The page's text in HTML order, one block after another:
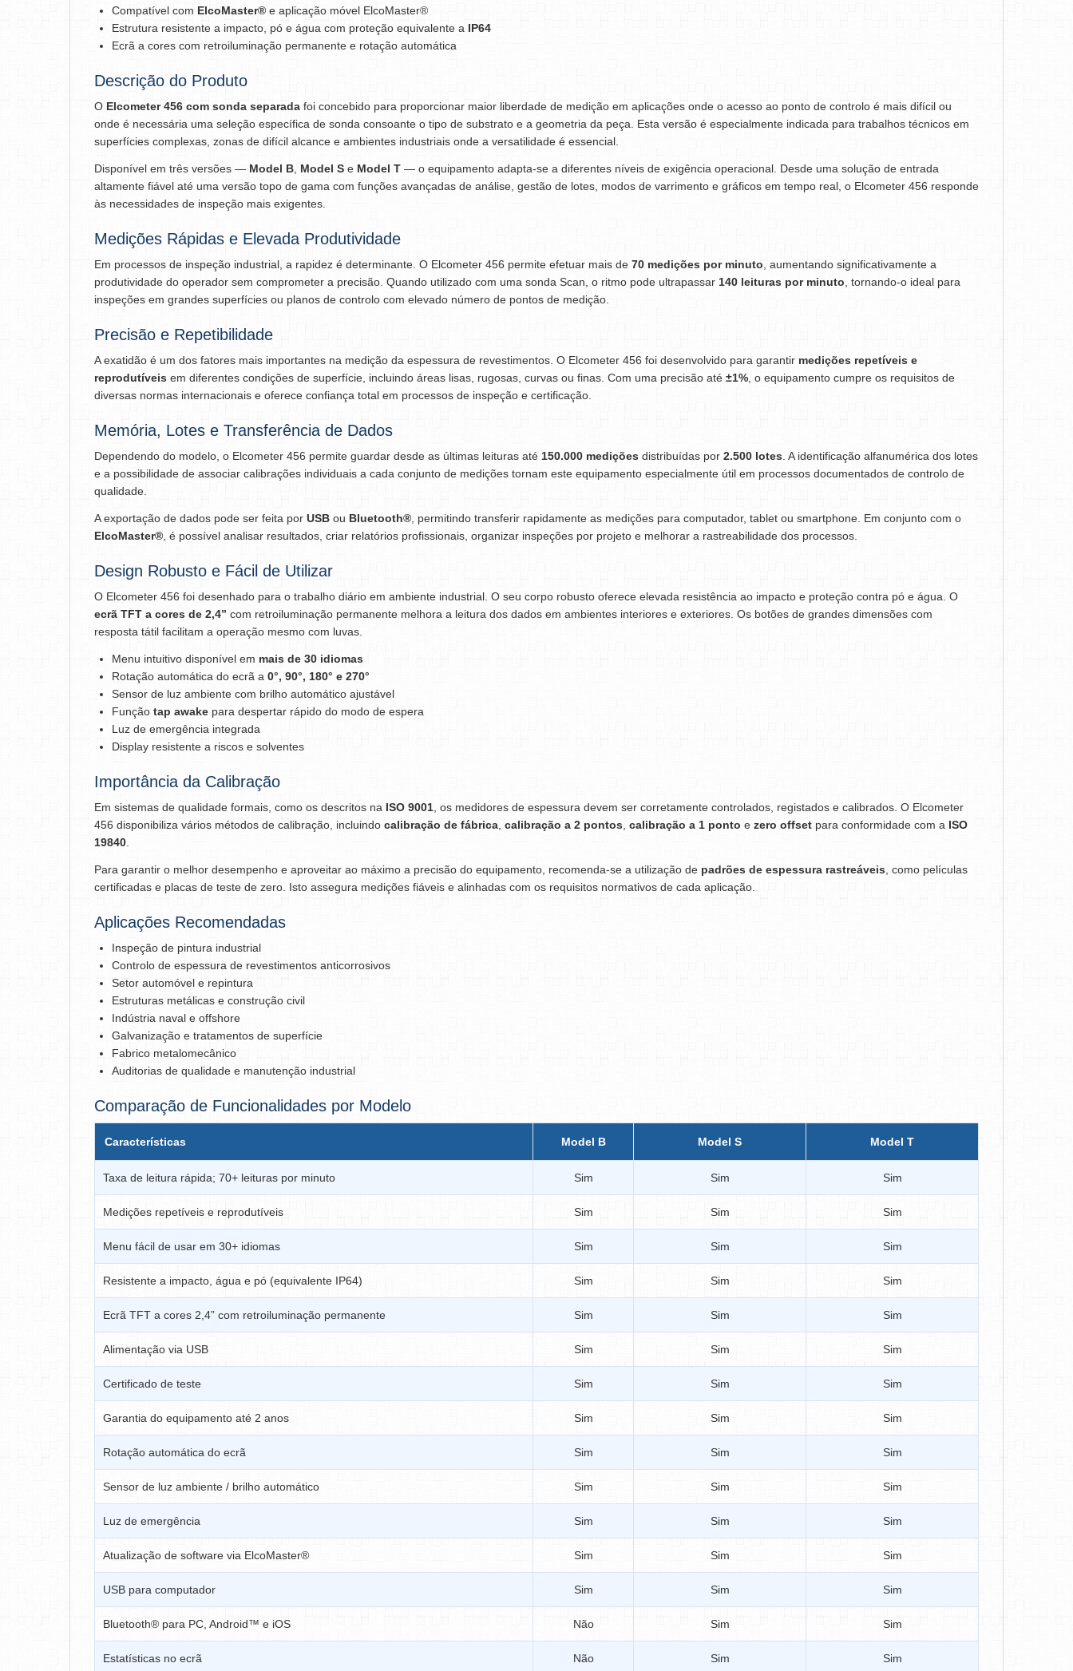
Compatível com ElcoMaster® e aplicação móvel ElcoMaster®
Estrutura resistente a impacto, pó e água com proteção equivalente a IP64
Ecrã a cores com retroiluminação permanente e rotação automática
Descrição do Produto
O Elcometer 456 com sonda separada foi concebido para proporcionar maior liberdade de medição em aplicações onde o acesso ao ponto de controlo é mais difícil ou
onde é necessária uma seleção específica de sonda consoante o tipo de substrato e a geometria da peça. Esta versão é especialmente indicada para trabalhos técnicos em
superfícies complexas, zonas de difícil alcance e ambientes industriais onde a versatilidade é essencial.
Disponível em três versões — Model B Model S e Model T — o equipamento adapta-se a diferentes níveis de exigência operacional. Desde uma solução de entrada
altamente fiável até uma versão topo de gama com funções avançadas de análise, gestão de lotes, modos de varrimento e gráficos em tempo real, o Elcometer 456 responde
às necessidades de inspeção mais exigentes.
Medições Rápidas e Elevada Produtividade
Em processos de inspeção industrial, a rapidez é determinante. O Elcometer 456 permite efetuar mais de 70 medições por minuto , aumentando significativamente a
produtividade do operador sem comprometer a precisão. Quando utilizado com uma sonda Scan, o ritmo pode ultrapassar 140 leituras por minuto , tornando-o ideal para
inspeções em grandes superfícies ou planos de controlo com elevado número de pontos de medição.
Precisão e Repetibilidade
A exatidão é um dos fatores mais importantes na medição da espessura de revestimentos. O Elcometer 456 foi desenvolvido para garantir medições repetíveis e
reprodutíveis em diferentes condições de superfície, incluindo áreas lisas, rugosas, curvas ou finas. Com uma precisão até ±1% , o equipamento cumpre os requisitos de
diversas normas internacionais e oferece confiança total em processos de inspeção e certificação.
Memória, Lotes e Transferência de Dados
Dependendo do modelo, o Elcometer 456 permite guardar desde as últimas leituras até 150.000 medições distribuídas por 2.500 lotes . A identificação alfanumérica dos lotes
e a possibilidade de associar calibrações individuais a cada conjunto de medições tornam este equipamento especialmente útil em processos documentados de controlo de
qualidade.
A exportação de dados pode ser feita por USB ou Bluetooth® , permitindo transferir rapidamente as medições para computador, tablet ou smartphone. Em conjunto com o
ElcoMaster® , é possível analisar resultados, criar relatórios profissionais, organizar inspeções por projeto e melhorar a rastreabilidade dos processos.
Design Robusto e Fácil de Utilizar
O Elcometer 456 foi desenhado para o trabalho diário em ambiente industrial. O seu corpo robusto oferece elevada resistência ao impacto e proteção contra pó e água. O
ecrã TFT a cores de 2,4” com retroiluminação permanente melhora a leitura dos dados em ambientes interiores e exteriores. Os botões de grandes dimensões com
resposta tátil facilitam a operação mesmo com luvas.
Menu intuitivo disponível em mais de 30 idiomas
Rotação automática do ecrã a 0°, 90°, 180° e 270°
Sensor de luz ambiente com brilho automático ajustável
Função tap awake para despertar rápido do modo de espera
Luz de emergência integrada
Display resistente a riscos e solventes
Importância da Calibração
Em sistemas de qualidade formais, como os descritos na ISO 9001 , os medidores de espessura devem ser corretamente controlados, registados e calibrados. O Elcometer
456 disponibiliza vários métodos de calibração, incluindo calibração de fábrica calibração a 2 pontos calibração a 1 ponto e zero offset para conformidade com a ISO
19840
Para garantir o melhor desempenho e aproveitar ao máximo a precisão do equipamento, recomenda-se a utilização de padrões de espessura rastreáveis , como películas
certificadas e placas de teste de zero. Isto assegura medições fiáveis e alinhadas com os requisitos normativos de cada aplicação.
Aplicações Recomendadas
Inspeção de pintura industrial
Controlo de espessura de revestimentos anticorrosivos
Setor automóvel e repintura
Estruturas metálicas e construção civil
Indústria naval e offshore
Galvanização e tratamentos de superfície
Fabrico metalomecânico
Auditorias de qualidade e manutenção industrial
Comparação de Funcionalidades por Modelo
Características Model B Model S Model T
Taxa de leitura rápida; 70+ leituras por minuto Sim Sim Sim
Medições repetíveis e reprodutíveis Sim Sim Sim
Menu fácil de usar em 30+ idiomas Sim Sim Sim
Resistente a impacto, água e pó (equivalente IP64) Sim Sim Sim
Ecrã TFT a cores 2,4” com retroiluminação permanente Sim Sim Sim
Alimentação via USB Sim Sim Sim
Certificado de teste Sim Sim Sim
Garantia do equipamento até 2 anos Sim Sim Sim
Rotação automática do ecrã Sim Sim Sim
Sensor de luz ambiente / brilho automático Sim Sim Sim
Luz de emergência Sim Sim Sim
Atualização de software via ElcoMaster® Sim Sim Sim
USB para computador Sim Sim Sim
Bluetooth® para PC, Android™ e iOS Não Sim Sim
Estatísticas no ecrã Não Sim Sim